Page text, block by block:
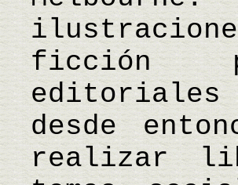
ficción
editoriales
desde
realizar